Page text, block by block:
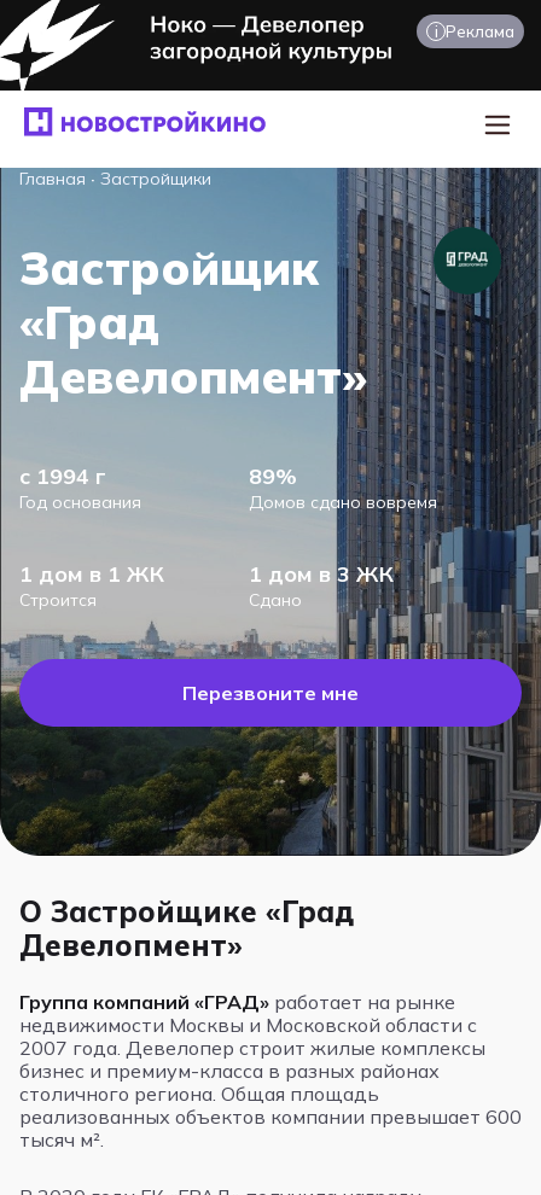
i Реклама
Главная · Застройщики
Застройщик
«Град
Девелопмент»
с 1994 г
Год основания
89%
Домов сдано вовремя
1 дом в 1 ЖК
Строится
1 дом в 3 ЖК
Сдано
Перезвоните мне
О Застройщике «Град
Девелопмент»
Группа компаний «ГРАД» работает на рынке
недвижимости Москвы и Московской области с
2007 года. Девелопер строит жилые комплексы
бизнес и премиум-класса в разных районах
столичного региона. Общая площадь
реализованных объектов компании превышает 600
тысяч м².